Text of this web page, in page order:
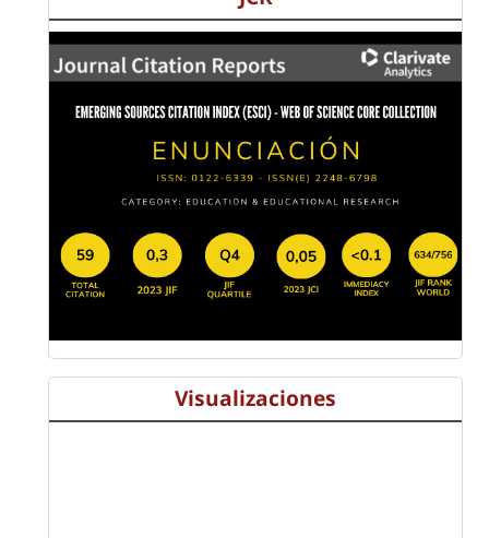
Visualizaciones